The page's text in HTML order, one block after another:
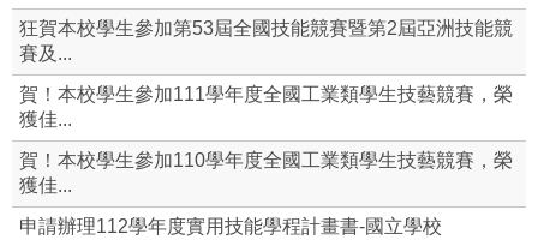
校外職場參觀
全國技術士技能檢定
全國工科技藝競賽資源站
即測即評網
狂賀本校學生參加第53屆全國技能競賽暨第2屆亞洲技能競
賽及...
賀！本校學生參加111學年度全國工業類學生技藝競賽，榮
獲佳...
賀！本校學生參加110學年度全國工業類學生技藝競賽，榮
獲佳...
申請辦理112學年度實用技能學程計畫書-國立學校